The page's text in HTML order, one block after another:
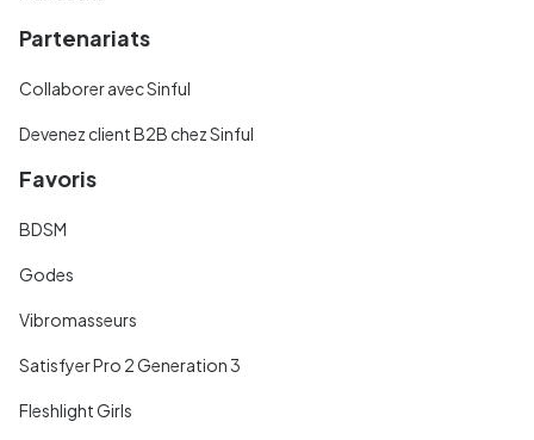
Partenariats
Collaborer avec Sinful
Devenez client B2B chez Sinful
Favoris
BDSM
Godes
Vibromasseurs
Satisfyer Pro 2 Generation 3
Fleshlight Girls